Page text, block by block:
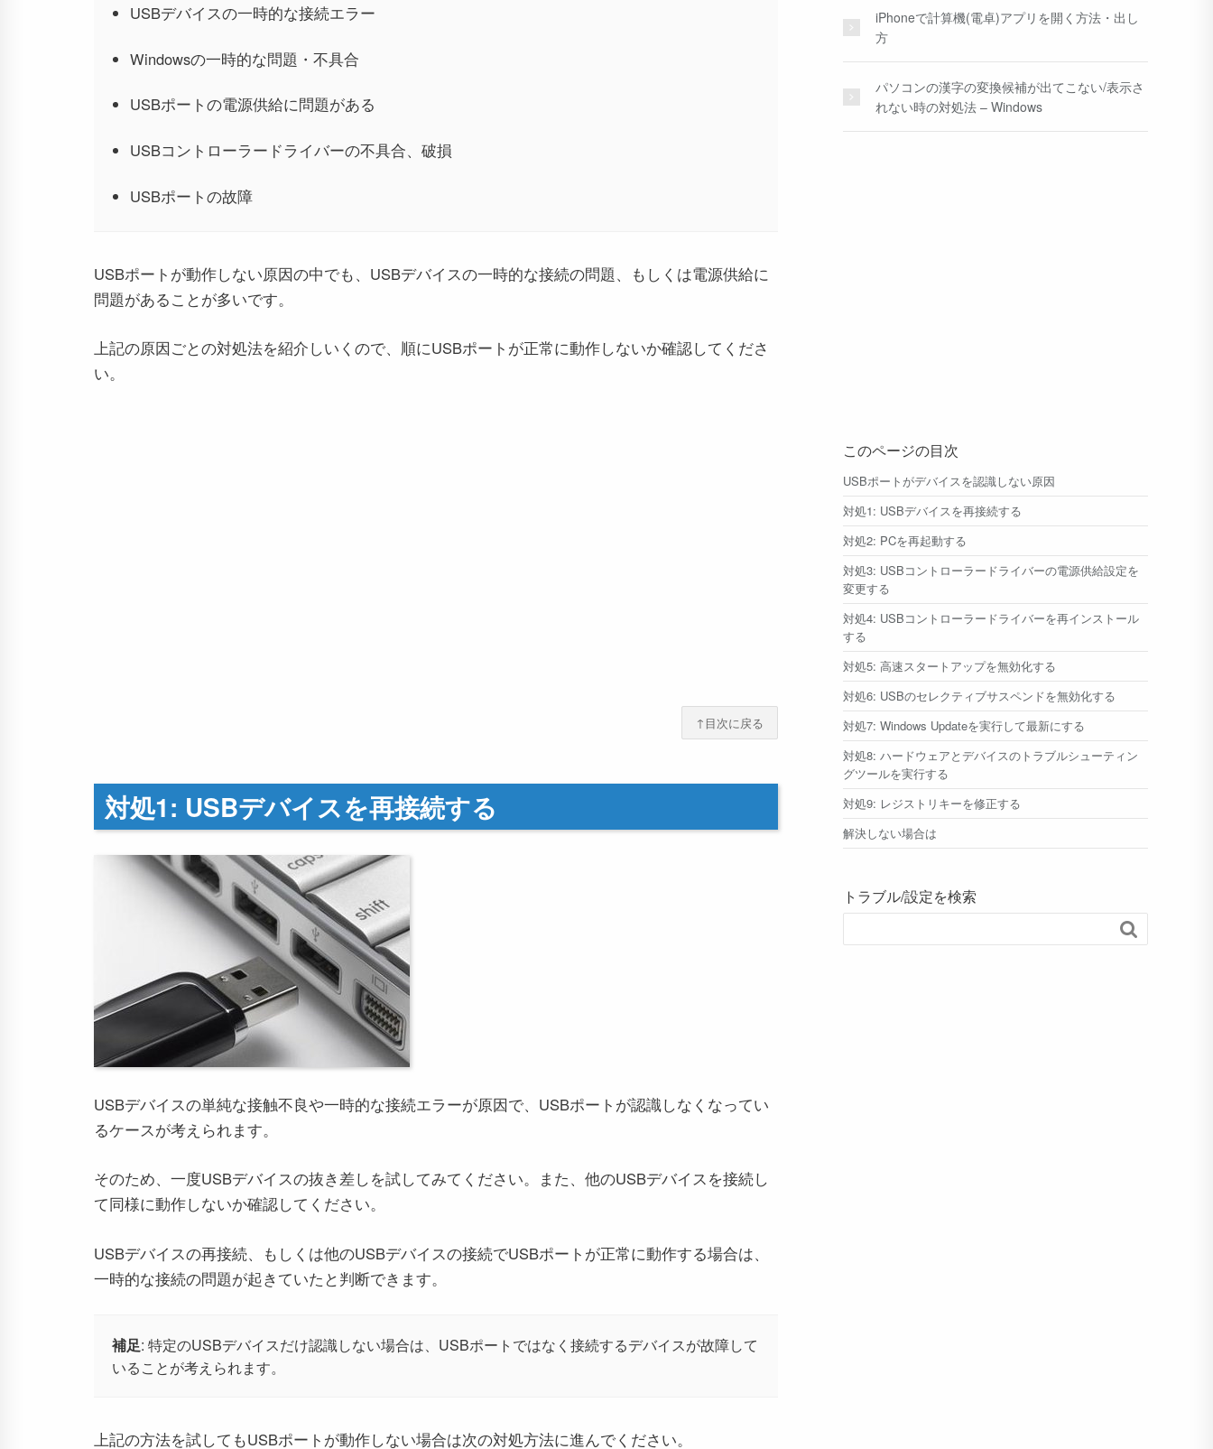
USBデバイスの一時的な接続エラー
Windowsの一時的な問題・不具合
USBポートの電源供給に問題がある
USBコントローラードライバーの不具合、破損
USBポートの故障
USBポートが動作しない原因の中でも、USBデバイスの一時的な接続の問題、もしくは電源供給に
問題があることが多いです。
上記の原因ごとの対処法を紹介しいくので、順にUSBポートが正常に動作しないか確認してくださ
い。
↑目次に戻る
対処1: USBデバイスを再接続する
USBデバイスの単純な接触不良や一時的な接続エラーが原因で、USBポートが認識しなくなってい
るケースが考えられます。
そのため、一度USBデバイスの抜き差しを試してみてください。また、他のUSBデバイスを接続し
て同様に動作しないか確認してください。
USBデバイスの再接続、もしくは他のUSBデバイスの接続でUSBポートが正常に動作する場合は、
一時的な接続の問題が起きていたと判断できます。
補足: 特定のUSBデバイスだけ認識しない場合は、USBポートではなく接続するデバイスが故障して
いることが考えられます。
上記の方法を試してもUSBポートが動作しない場合は次の対処方法に進んでください。
iPhoneで計算機(電卓)アプリを開く方法・出し
方
パソコンの漢字の変換候補が出てこない/表示さ
れない時の対処法 – Windows
このページの目次
USBポートがデバイスを認識しない原因
対処1: USBデバイスを再接続する
対処2: PCを再起動する
対処3: USBコントローラードライバーの電源供給設定を
変更する
対処4: USBコントローラードライバーを再インストール
する
対処5: 高速スタートアップを無効化する
対処6: USBのセレクティブサスペンドを無効化する
対処7: Windows Updateを実行して最新にする
対処8: ハードウェアとデバイスのトラブルシューティン
グツールを実行する
対処9: レジストリキーを修正する
解決しない場合は
トラブル/設定を検索
